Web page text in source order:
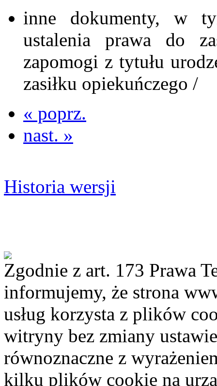
inne dokumenty, w
ustalenia prawa do
zapomogi z tytułu
zasiłku opiekuńczego /
« poprz.
nast. »
Historia wersji
Zgodnie z art. 173 Prawa
informujemy, że strona
usług korzysta z plików
witryny bez zmiany
równoznaczne z
kilku plików cookie na